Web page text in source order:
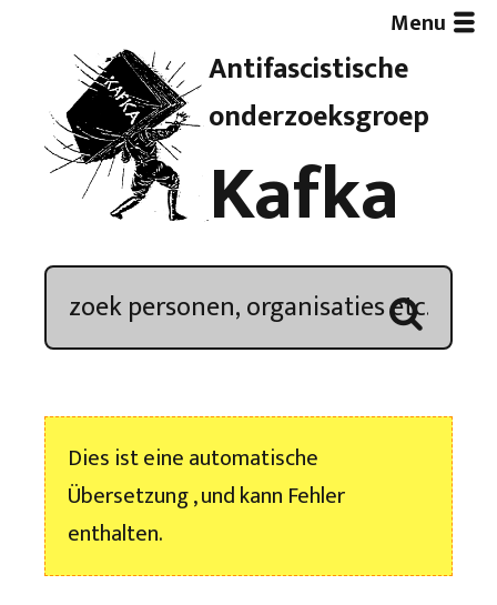
Antifascistische
onderzoeksgroep
Kafka
Menu
Artikelen
Demonstratieoverzicht
Kroniek
Nieuwsbrief
Dies ist eine automatische
Übersetzung , und kann Fehler
enthalten.